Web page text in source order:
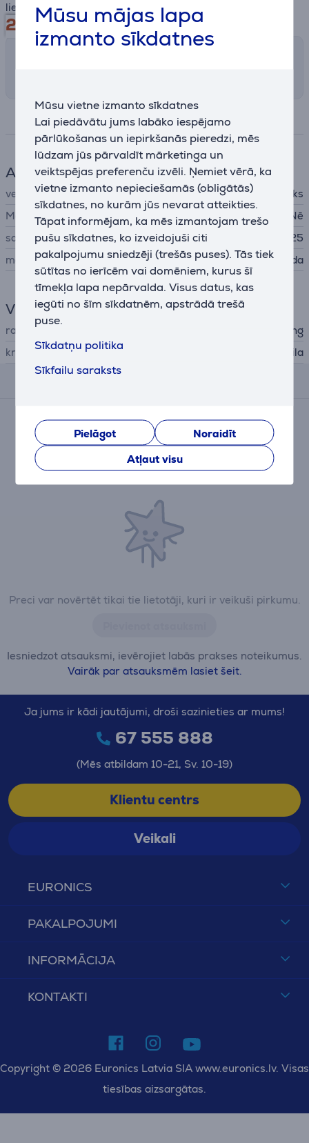
Mūsu mājas lapa
izmanto sīkdatnes
Mūsu vietne izmanto sīkdatnes
Lai piedāvātu jums labāko iespējamo
pārlūkošanas un iepirkšanās pieredzi, mēs
lūdzam jūs pārvaldīt mārketinga un
veiktspējas preferenču izvēli. Ņemiet vērā, ka
vietne izmanto nepieciešamās (obligātās)
sīkdatnes, no kurām jūs nevarat atteikties.
Tāpat informējam, ka mēs izmantojam trešo
pušu sīkdatnes, ko izveidojuši citi
pakalpojumu sniedzēji (trešās puses). Tās tiek
sūtītas no ierīcēm vai domēniem, kurus šī
tīmekļa lapa nepārvalda. Visus datus, kas
iegūti no šīm sīkdatnēm, apstrādā trešā
puse.
Sīkdatņu politika
Sīkfailu saraksts
Pielāgot
Noraidīt
Atļaut visu
lietotājiem.
29.99€
Specifikācija
Aksesuāri telefonam
veids
Aizsargājošs apvalks
MagSafe
Nē
savietojams ar telefoniem
Samsung Galaxy S25
materiāls
mākslīgā āda
Vispārējais parametrs
ražotājs
Samsung
krāsa
gaiši zila
Preci var novērtēt tikai tie lietotāji, kuri ir veikuši pirkumu.
Iesniedzot atsauksmi, ievērojiet labās prakses noteikumus.
Vairāk par atsauksmēm lasiet šeit.
Pašlaik nav nevienas atsauksmes.
Pēc pirkuma veikšanas Jums būs iespēja dot savu
ieguldījumu un pirmajam/pirmajai iesniegt savu
atsauksmi par preci.
EURONICS
PAKALPOJUMI
INFORMĀCIJA
KONTAKTI
Ja jums ir kādi jautājumi, droši sazinieties ar mums!
67 555 888
(Mēs atbildam 10-21, Sv. 10-19)
Klientu centrs
Veikali
Copyright © 2026 Euronics Latvia SIA www.euronics.lv. Visas
tiesības aizsargātas.